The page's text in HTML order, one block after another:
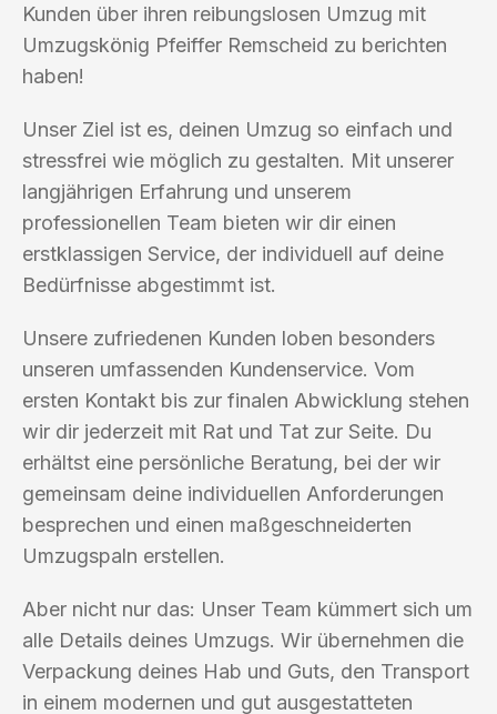
Kunden über ihren reibungslosen Umzug mit
Umzugskönig Pfeiffer Remscheid zu berichten
haben!
Unser Ziel ist es, deinen Umzug so einfach und
stressfrei wie möglich zu gestalten. Mit unserer
langjährigen Erfahrung und unserem
professionellen Team bieten wir dir einen
erstklassigen Service, der individuell auf deine
Bedürfnisse abgestimmt ist.
Unsere zufriedenen Kunden loben besonders
unseren umfassenden Kundenservice. Vom
ersten Kontakt bis zur finalen Abwicklung stehen
wir dir jederzeit mit Rat und Tat zur Seite. Du
erhältst eine persönliche Beratung, bei der wir
gemeinsam deine individuellen Anforderungen
besprechen und einen maßgeschneiderten
Umzugspaln erstellen.
Aber nicht nur das: Unser Team kümmert sich um
alle Details deines Umzugs. Wir übernehmen die
Verpackung deines Hab und Guts, den Transport
in einem modernen und gut ausgestatteten